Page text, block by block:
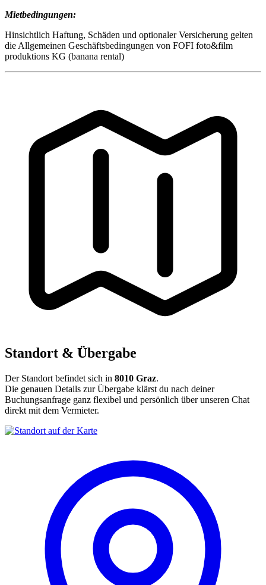
Mietbedingungen:
Hinsichtlich Haftung, Schäden und optionaler Versicherung gelten
die Allgemeinen Geschäftsbedingungen von FOFI foto&film
produktions KG (banana rental)
Standort & Übergabe
Der Standort befindet sich in 8010 Graz.
Die genauen Details zur Übergabe klärst du nach deiner
Buchungsanfrage ganz flexibel und persönlich über unseren Chat
direkt mit dem Vermieter.